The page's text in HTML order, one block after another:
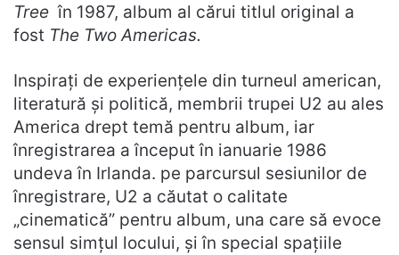
Tree în 1987, album al cărui titlul original a
fost The Two Americas.
Inspirați de experiențele din turneul american,
literatură și politică, membrii trupei U2 au ales
America drept temă pentru album, iar
înregistrarea a început în ianuarie 1986
undeva în Irlanda. pe parcursul sesiunilor de
înregistrare, U2 a căutat o calitate
„cinematică” pentru album, una care să evoce
sensul simțul locului, și în special spațiile